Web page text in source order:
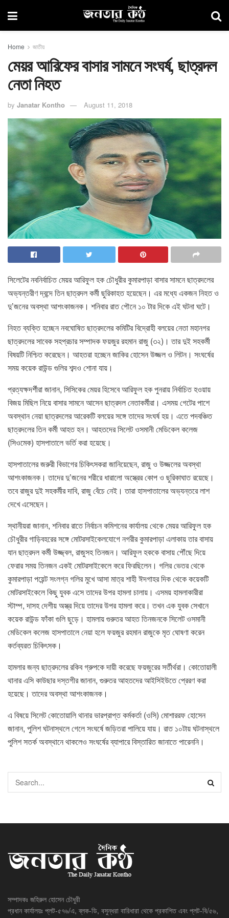
Home জাতীয়
মেয়র আরিফের বাসার সামনে সংঘর্ষ, ছাত্রদল
নেতা নিহত
by Janatar Kontho August 11, 2018
সিলেটের নবনির্বাচিত মেয়র আরিফুল হক চৌধুরীর কুমারপাড়া বাসার সামনে ছাত্রদলের
অভ্যন্তরীণ দ্বন্দে তিন ছাত্রদল কর্মী ছুরিকাহত হয়েছেন। এর মধ্যে একজন নিহত ও
দু’জনের অবস্থা আশংকাজনক। শনিবার রাত পৌনে ১০ টার দিকে এই ঘটনা ঘটে।
নিহত ব্যক্তি হচ্ছেন নবঘোষিত ছাত্রদলের কমিটির বিদ্রোহী বলয়ের নেতা মহানগর
ছাত্রদলের সাবেক সহপ্রচার সম্পাদক ফয়জুর রহমান রাজু (৩২)। তার দুই সহকর্মী
বিষয়টি নিশ্চিত করেছেন। আহতরা হচ্ছেন জাকির হোসেন উজ্জল ও লিটন। সংঘর্ষের
সময় কয়েক রাউন্ড গুলির শব্দও শোনা যায়।
প্রত্যক্ষদর্শীরা জানান, সিসিকের মেয়র হিসেবে আরিফুল হক পুনরায় নির্বাচিত হওয়ায়
বিজয় মিছিল নিয়ে বাসার সামনে আসেন ছাত্রদল নেতাকর্মীরা। এসময় গেটের পাশে
অবস্থান নেয়া ছাত্রদলের আরেকটি বলয়ের সঙ্গে তাদের সংঘর্ষ হয়। এতে পদবঞ্চিত
ছাত্রদলের তিন কর্মী আহত হন। আহতদের সিলেট ওসমানী মেডিকেল কলেজ
(সিওমেক) হাসপাতালে ভর্তি করা হয়েছে।
হাসপাতালের জরুরী বিভাগের চিকিৎসকরা জানিয়েছেন, রাজু ও উজ্জলের অবস্থা
আশংকাজনক। তাদের দু’জনের শরীরে ধারালো অস্ত্রের কোপ ও ছুরিকাঘাত রয়েছে।
তবে রাজুর দুই সহকর্মীর দাবি, রাজু বেঁচে নেই। তারা হাসপাতালের অভ্যন্তরে লাশ
দেখে এসেছেন।
স্থানীয়রা জানান, শনিবার রাতে নির্বাচন কমিশনের কার্যালয় থেকে মেয়র আরিফুল হক
চৌধুরীর গাড়িবহরের সঙ্গে মোটরসাইকেলযোগে নগরীর কুমারপাড়া এলাকায় তার বাসায়
যান ছাত্রদল কর্মী উজ্জ্বল, রাজুসহ তিনজন। আরিফুল হককে বাসায় পৌঁছে দিয়ে
ফেরার সময় তিনজন একই মোটরসাইকেলে করে ফিরছিলেন। গলির ভেতর থেকে
কুমারপাড়া পয়েন্ট সংলগ্ন গলির মুখে আসা মাত্র শাহী ঈদগাহর দিক থেকে কয়েকটি
মোটরসাইকেলে কিছু যুবক এসে তাদের উপর হামলা চালায়। এসময় হামলাকারীরা
স্টাম্প, দাসহ দেশীয় অস্ত্র দিয়ে তাদের উপর হামলা করে। তখন এক যুবক সেখানে
কয়েক রাউন্ড ফাঁকা গুলি ছুড়ে। হামলায় গুরুতর আহত তিনজনকে সিলেট ওসমানী
মেডিকেল কলেজ হাসপাতালে নেয়া হলে ফয়জুর রহমান রাজুকে মৃত ঘোষণা করেন
কর্তব্যরত চিকিৎসক।
হামলার জন্য ছাত্রদলের রকিব গ্রুপকে দায়ী করেছে ফয়জুরের সর্তীর্থরা। কোতোয়ালী
থানার এসি কাউছার দস্তগীর জানান, গুরুতর আহতদের আইসিইউতে প্রেরণ করা
হয়েছে। তাদের অবস্থা আশংকাজনক।
এ বিষয়ে সিলেট কোতোয়ালি থানার ভারপ্রাপ্ত কর্মকর্তা (ওসি) মোশাররফ হোসেন
জানান, পুলিশ ঘটনাস্থলে গেলে সংঘর্ষে জড়িতরা পালিয়ে যায়। রাত ১০টায় ঘটনাস্থলে
পুলিশ সতর্ক অবস্থানে থাকলেও সংঘর্ষের ব্যাপারে বিস্তারিত জানাতে পারেননি।
সম্পাদকঃ জহিরুল হোসেন চৌধুরী
প্রধান কার্যালয়ঃ প্লট-৫৭৬/এ, ব্লক-ডি, বসুন্ধরা বারিধারা থেকে প্রকাশিত এবং প্লট-বি/৫৬,